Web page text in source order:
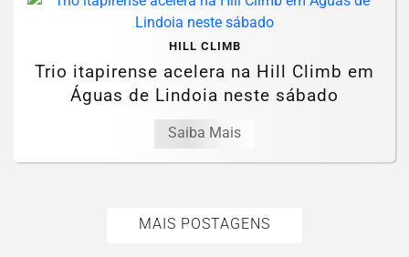
HILL CLIMB
Trio itapirense acelera na Hill Climb em
Águas de Lindoia neste sábado
Saiba Mais
MAIS POSTAGENS